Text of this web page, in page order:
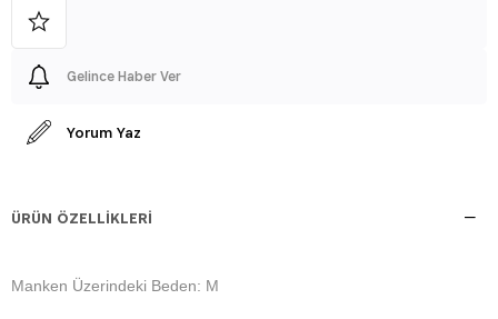
Gelince Haber Ver
Yorum Yaz
ÜRÜN ÖZELLIKLERI
Manken Üzerindeki Beden: M